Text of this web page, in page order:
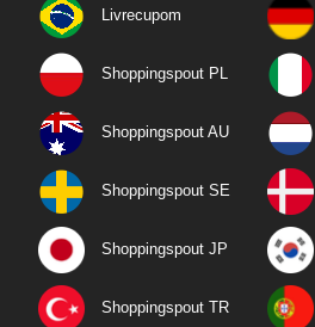
Livrecupom
Shoppingspout PL
Shoppingspout AU
Shoppingspout SE
Shoppingspout JP
Shoppingspout TR